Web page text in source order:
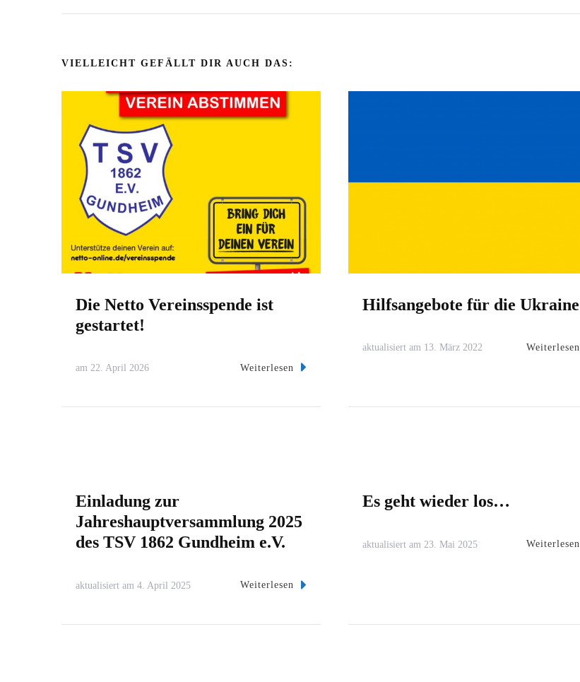
VIELLEICHT GEFÄLLT DIR AUCH DAS:
Die Netto Vereinsspende ist
gestartet!
am 22. April 2026 Weiterlesen
Hilfsangebote für die Ukraine
aktualisiert am 13. März 2022 Weiterlesen
Einladung zur
Jahreshauptversammlung 2025
des TSV 1862 Gundheim e.V.
aktualisiert am 4. April 2025 Weiterlesen
Es geht wieder los…
aktualisiert am 23. Mai 2025 Weiterlesen